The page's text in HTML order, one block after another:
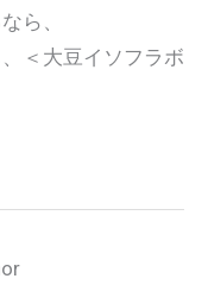
ら、
＜大豆イソフラボ